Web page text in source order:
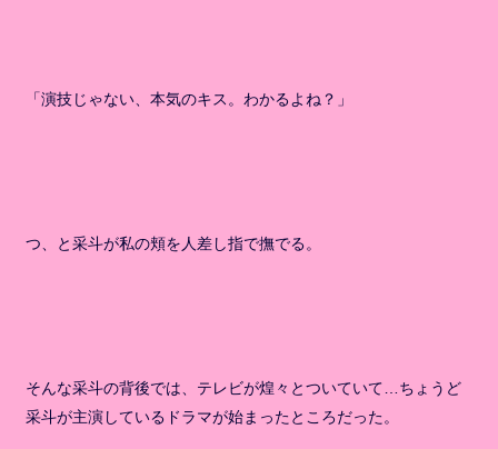
「演技じゃない、本気のキス。わかるよね？」
つ、と采斗が私の頬を人差し指で撫でる。
そんな采斗の背後では、テレビが煌々とついていて…ちょうど
采斗が主演しているドラマが始まったところだった。